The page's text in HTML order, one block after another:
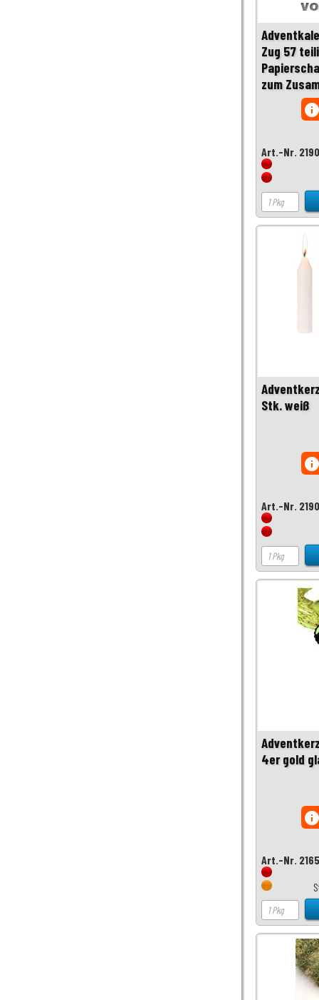
Zug 57
zum
Art.-Nr.
Stk. weiß
Art.-Nr.
4er gold
Art.-Nr.